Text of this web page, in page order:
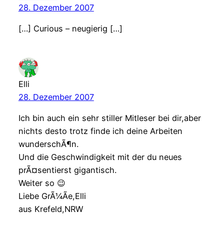
28. Dezember 2007
[…] Curious – neugierig […]
Elli
28. Dezember 2007
Ich bin auch ein sehr stiller Mitleser bei dir,aber
nichts desto trotz finde ich deine Arbeiten
wunderschÃ¶n.
Und die Geschwindigkeit mit der du neues
prÃ¤sentierst gigantisch.
Weiter so 😉
Liebe GrÃ¼Ãe,Elli
aus Krefeld,NRW